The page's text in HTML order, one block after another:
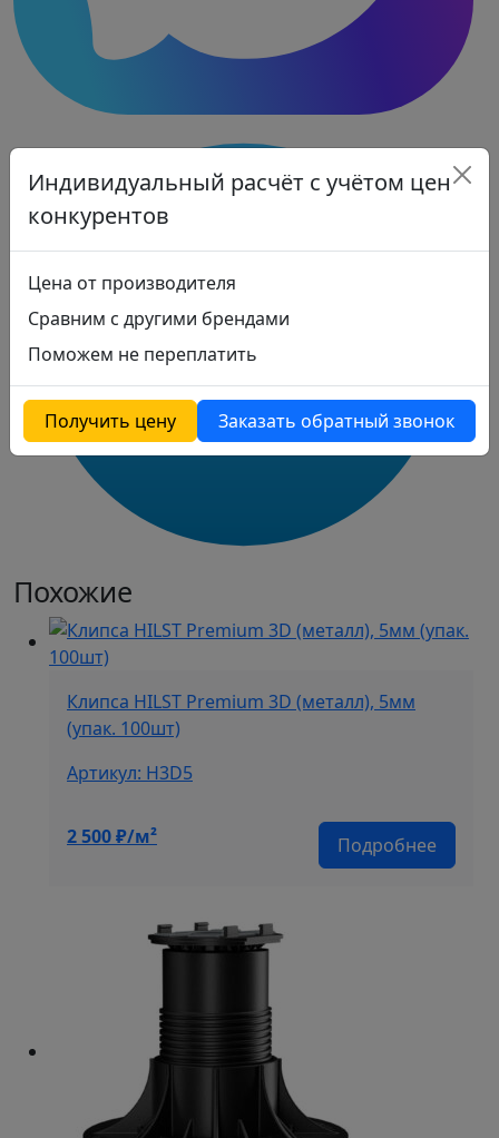
Похожие
Клипса HILST Premium 3D (металл), 5мм
(упак. 100шт)
Артикул: H3D5
Подробнее
2 500₽/м²
Индивидуальный расчёт с учётом цен
конкурентов
Цена от производителя
Сравним с другими брендами
Поможем не переплатить
Получить цену Заказать обратный звонок